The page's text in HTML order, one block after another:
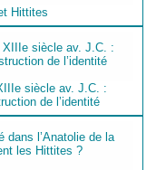
Hittites
siècle av. J.C. :
de l’identité